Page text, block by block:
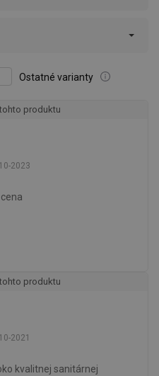
Ostatné varianty
produktu
2023
produktu
2021
kvalitnej sanitárnej